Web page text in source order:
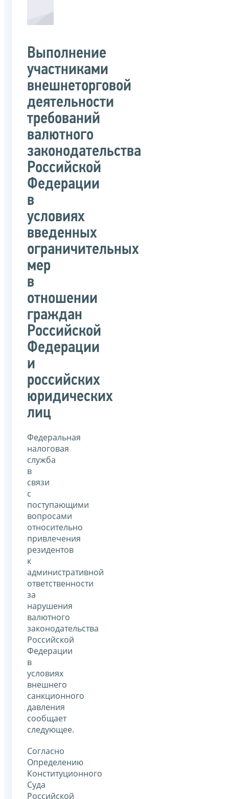
Выполнение
участниками
внешнеторговой
деятельности
требований
валютного
законодательства
Российской
Федерации
в
условиях
введенных
ограничительных
мер
в
отношении
граждан
Российской
Федерации
и
российских
юридических
лиц
Федеральная
налоговая
служба
в
связи
с
поступающими
вопросами
относительно
привлечения
резидентов
к
административной
ответственности
за
нарушения
валютного
законодательства
Российской
Федерации
в
условиях
внешнего
санкционного
давления
сообщает
следующее.
Согласно
Определению
Конституционного
Суда
Российской